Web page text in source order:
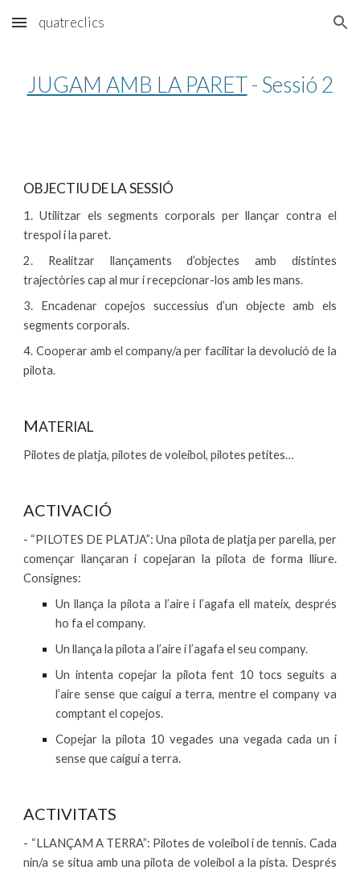
Skip to main content Skip to navigation
quatreclics
JUGAM AMB LA PARET - Sessió 2
OBJECTIU DE LA SESSIÓ
1. Utilitzar els segments corporals per llançar contra el
trespol i la paret.
2. Realitzar llançaments d’objectes amb distintes
trajectòries cap al mur i recepcionar-los amb les mans.
3. Encadenar copejos successius d’un objecte amb els
segments corporals.
4. Cooperar amb el company/a per facilitar la devolució de la
pilota.
MATERIAL
Pilotes de platja, pilotes de voleibol, pilotes petites…
ACTIVACIÓ
- “PILOTES DE PLATJA”: Una pilota de platja per parella, per
començar llançaran i copejaran la pilota de forma lliure.
Consignes:
Un llança la pilota a l’aire i l’agafa ell mateix, després
ho fa el company.
Un llança la pilota a l’aire i l’agafa el seu company.
Un intenta copejar la pilota fent 10 tocs seguits a
l’aire sense que caigui a terra, mentre el company va
comptant el copejos.
Copejar la pilota 10 vegades una vegada cada un i
sense que caigui a terra.
ACTIVITATS
- “LLANÇAM A TERRA”: Pilotes de voleibol i de tennis. Cada
nin/a se situa amb una pilota de voleibol a la pista. Després